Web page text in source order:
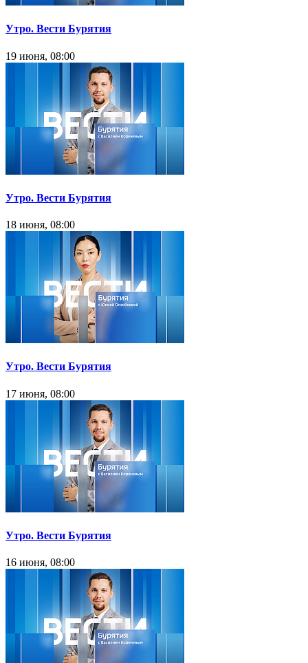
Утро. Вести Бурятия
19 июня, 08:00
Утро. Вести Бурятия
18 июня, 08:00
Утро. Вести Бурятия
17 июня, 08:00
Утро. Вести Бурятия
16 июня, 08:00